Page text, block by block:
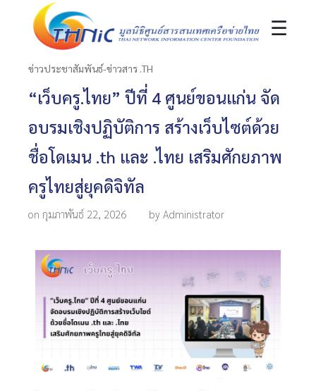
☰
ข่าวประชาสัมพันธ์-ข่าวสาร .TH
“เว็บครู.ไทย” ปีที่ 4 ศูนย์ขอนแก่น จัด
อบรมเชิงปฏิบัติการ สร้างเว็บไซต์ด้วย
ชื่อโดเมน .th และ .ไทย เสริมศักยภาพ
ครูไทยสู่ยุคดิจิทัล
on กุมภาพันธ์ 22, 2026 by Administrator